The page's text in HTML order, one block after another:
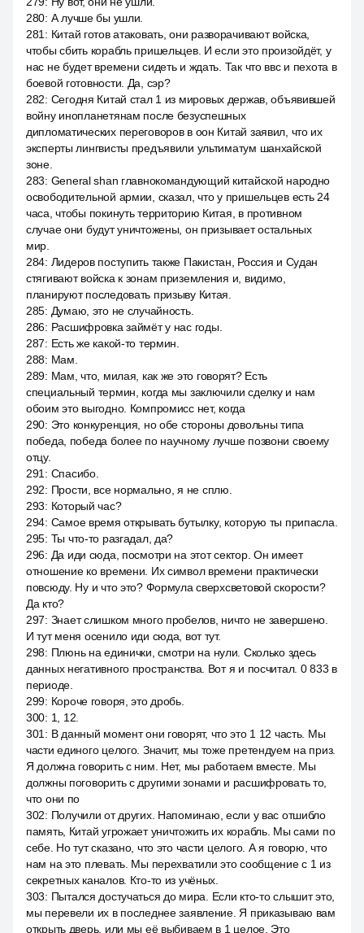
280: А лучше бы ушли.
281 : Китай готов атаковать, они разворачивают войска,
чтобы сбить корабль пришельцев. И если это произойдёт, у
нас не будет времени сидеть и ждать. Так что ввс и пехота в
боевой готовности. Да, сэр?
282: Сегодня Китай стал 1 из мировых держав, объявившей
войну инопланетянам после безуспешных
дипломатических переговоров в оон Китай заявил, что их
эксперты лингвисты предъявили ультиматум шанхайской
зоне.
283: General shan главнокомандующий китайской народно
освободительной армии, сказал, что у пришельцев есть 24
часа, чтобы покинуть территорию Китая, в противном
случае они будут уничтожены, он призывает остальных
мир.
284: Лидеров поступить также Пакистан, Россия и Судан
стягивают войска к зонам приземления и, видимо,
планируют последовать призыву Китая.
285: Думаю, это не случайность.
286: Расшифровка займёт у нас годы.
287: Есть же какой-то термин.
288: Мам.
289: Мам, что, милая, как же это говорят? Есть
специальный термин, когда мы заключили сделку и нам
обоим это выгодно. Компромисс нет, когда
290: Это конкуренция, но обе стороны довольны типа
победа, победа более по научному лучше позвони своему
отцу.
291 : Спасибо.
292: Прости, все нормально, я не сплю.
293: Который час?
294: Самое время открывать бутылку, которую ты припасла.
295: Ты что-то разгадал, да?
296: Да иди сюда, посмотри на этот сектор. Он имеет
отношение ко времени. Их символ времени практически
повсюду. Ну и что это? Формула сверхсветовой скорости?
Да кто?
297: Знает слишком много пробелов, ничто не завершено.
И тут меня осенило иди сюда, вот тут.
298: Плюнь на единички, смотри на нули. Сколько здесь
данных негативного пространства. Вот я и посчитал. 0 833 в
периоде.
299: Короче говоря, это дробь.
300: 1, 12.
301 : В данный момент они говорят, что это 1 12 часть. Мы
части единого целого. Значит, мы тоже претендуем на приз.
Я должна говорить с ним. Нет, мы работаем вместе. Мы
должны поговорить с другими зонами и расшифровать то,
что они по
302: Получили от других. Напоминаю, если у вас отшибло
память, Китай угрожает уничтожить их корабль. Мы сами по
себе. Но тут сказано, что это части целого. А я говорю, что
нам на это плевать. Мы перехватили это сообщение с 1 из
секретных каналов. Кто-то из учёных.
303: Пытался достучаться до мира. Если кто-то слышит это,
мы перевели их в последнее заявление. Я приказываю вам
открыть дверь, или мы её выбиваем в 1 целое. Это